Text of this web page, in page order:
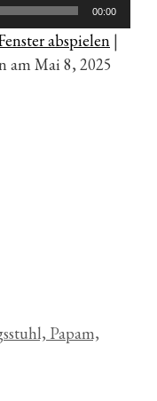
00:00
abspielen |
am Mai 8, 2025
Papam,